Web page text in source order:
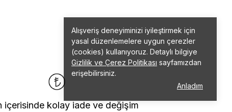
Alışveriş deneyiminizi iyileştirmek için
yasal düzenlemelere uygun çerezler
(cookies) kullanıyoruz. Detaylı bilgiye
Gizlilik ve Çerez Politikası sayfamızdan
erişebilirsiniz.
Anladım
içerisinde kolay iade ve değişim